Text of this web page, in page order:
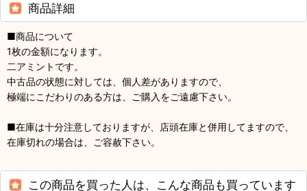
商品詳細
■商品について
1枚の金額になります。
二アミントです。
中古品の状態に対しては、個人差がありますので、
極端にこだわりのある方は、ご購入をご遠慮下さい。
■在庫は十分注意しておりますが、店頭在庫と併用してますので、
在庫切れの場合は、ご容赦下さい。
この商品を買った人は、こんな商品も買っています